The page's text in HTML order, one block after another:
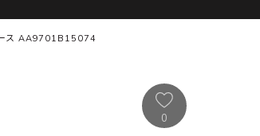
ース AA9701B15074
0